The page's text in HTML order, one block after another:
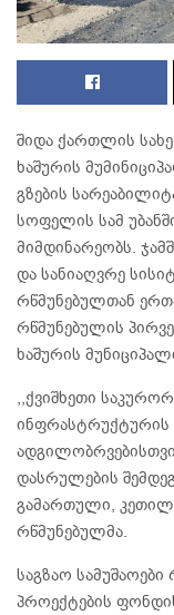
შიდა ქართლის
ხაშურის
გზების
სოფელის სამ
მიმდინარეობს.
და სანიაღვრე
რწმუნებულთან
რწმუნებულის
ხაშურის
,,ქვიშხეთი
ინფრასტრუქტურის
დასრულების
გამართული,
რწმუნებულმა.
საგზაო
პროექტების